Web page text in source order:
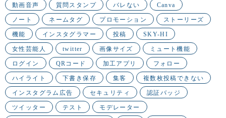
動画音声 質問スタンプ バレない Canva
ノート ネームタグ プロモーション ストーリーズ
機能 インスタグラマー 投稿 SKY-HI
女性芸能人 twitter 画像サイズ ミュート機能
ログイン QRコード 加工アプリ フォロー
ハイライト 下書き保存 集客 複数枚投稿できない
インスタグラム広告 セキュリティ 認証バッジ
ツイッター テスト モデレーター